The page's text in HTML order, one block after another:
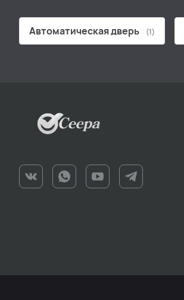
Автоматическая дверь (1)